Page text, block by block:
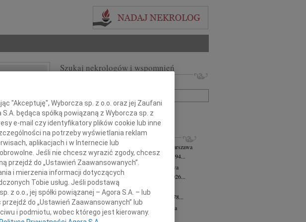
Szukaj nekrologów i wspomnień
+ szukanie zaawansowane
INNE NEKROLOGI
Jerzy Downarowicz
Warszawa
W dniu 1 sierpnia 2026 roku zmarł w wieku 94...
Krystyna Czerny-Latek 07.08.2026
Warszawa
Z żalem zawiadamiamy, że dnia 3 sierpnia 2026...
Ewa Wolińska-Witort
W dniu 31 lipca 2026 roku zmarła w wieku 78...
Małgorzata Kościelska
Warszawa
Z wielkim bólem zawiadamiamy, że 3...
"Akceptuję", Wyborcza sp. z o.o. oraz jej Zaufani
będąca spółką powiązaną z Wyborcza sp. z
e-mail czy identyfikatory plików cookie lub inne
na potrzeby wyświetlania reklam
aplikacjach i w Internecie lub
Jeśli nie chcesz wyrazić zgody, chcesz
przejdź do „Ustawień Zaawansowanych”.
i mierzenia informacji dotyczących
Tobie usług. Jeśli podstawą
o.o., jej spółki powiązanej – Agora S.A. – lub
do „Ustawień Zaawansowanych” lub
i podmiotu, wobec którego jest kierowany.